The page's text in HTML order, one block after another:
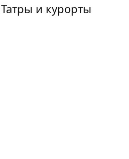
и курорты